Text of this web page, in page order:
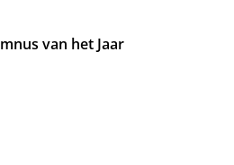
van het Jaar